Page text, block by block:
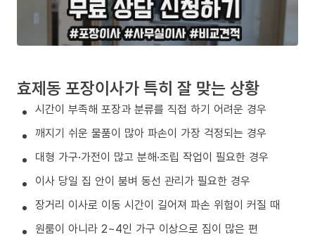
효제동 포장이사가 특히 잘 맞는 상황
시간이 부족해 포장과 분류를 직접 하기 어려운 경우
깨지기 쉬운 물품이 많아 파손이 가장 걱정되는 경우
대형 가구·가전이 많고 분해·조립 작업이 필요한 경우
이사 당일 집 안이 붐벼 동선 관리가 필요한 경우
장거리 이사로 이동 시간이 길어져 파손 위험이 커질 때
원룸이 아니라 2~4인 가구 이상으로 짐이 많은 편